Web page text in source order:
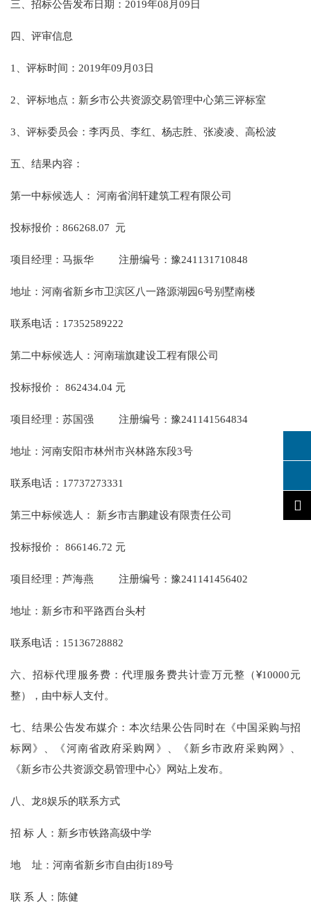
三、招标公告发布日期： 2019年08月09日
四、评审信息
1、评标时间：2019年09月03日
2、评标地点：新乡市公共资源交易管理中心第三评标室
3、评标委员会： 李丙员、李红、杨志胜、张凌凌、高松波
五、结果内容：
第一中标候选人： 河南省润轩建筑工程有限公司
投标报价： 866268.07 元
项目经理： 马振华 注册编号：豫241131710848
地址：河南省新乡市卫滨区八一路源湖园6号别墅南楼
联系电话： 17352589222
第二中标候选人： 河南瑞旗建设工程有限公司
投标报价： 862434.04 元
项目经理： 苏国强 注册编号：豫241141564834
地址：河南安阳市林州市兴林路东段3号
联系电话： 17737273331
第三中标候选人： 新乡市吉鹏建设有限责任公司
投标报价： 866146.72 元
项目经理： 芦海燕 注册编号：豫241141456402
地址：新乡市和平路西台头村
联系电话： 15136728882
六、招标代理服务费：代理服务费共计壹万元整 （¥10000元
整），由中标人支付。
七、结果公告发布媒介：本次结果公告同时在《中国采购与招
标网》、《河南省政府采购网》、《新乡市政府采购网》、
《新乡市公共资源交易管理中心》网站上发布。
八、龙8娱乐的联系方式
招 标 人：新乡市铁路高级中学
地 址：河南省新乡市自由街189号
联 系 人：陈健